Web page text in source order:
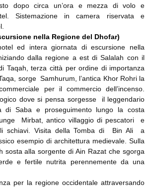
dopo circa un’ora e mezza di volo e
Sistemazione in camera riservata e
nella Regione del Dhofar)
ed intera giornata di escursione nella
dalla regione a est di Salalah con il
Taqah, terza città per ordine di importanza
sorge Samhurum, l’antica Khor Rohri la
per il commercio dell’incenso.
dove si pensa sorgesse il leggendario
di Saba e proseguimento lungo la costa
Mirbat, antico villaggio di pescatori e
schiavi. Visita della Tomba di Bin Ali a
esempio di architettura medievale. Sulla
sosta alla sorgente di Ain Razat che sgorga
e fertile nutrita perennemente da una
per la regione occidentale attraversando